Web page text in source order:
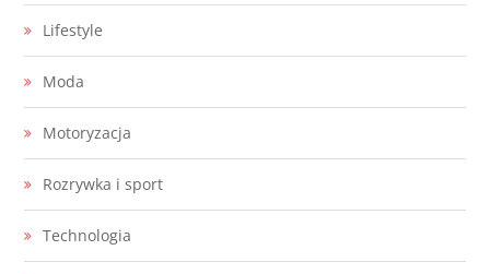
Lifestyle
Moda
Motoryzacja
Rozrywka i sport
Technologia